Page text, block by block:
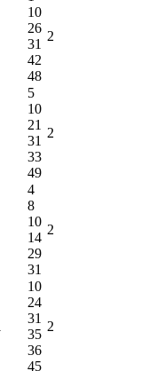
10
26
31
42
48
2
5
10
21
31
33
49
2
4
8
10
14
29
31
2
10
24
31
35
36
45
2